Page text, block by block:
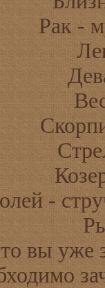
Рак -
-
вы уже